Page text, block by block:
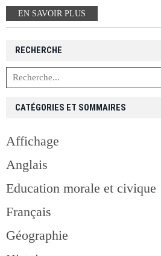
EN SAVOIR PLUS
RECHERCHE
CATÉGORIES ET SOMMAIRES
Affichage
Anglais
Education morale et civique
Français
Géographie